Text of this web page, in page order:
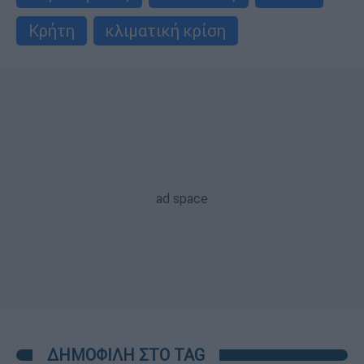
Κρήτη
κλιματική κρίση
ΔΗΜΟΦΙΛΗ ΣΤΟ TAG